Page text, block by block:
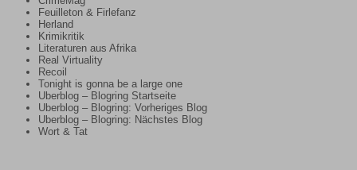
Feuilleton & Firlefanz
Herland
Krimikritik
Literaturen aus Afrika
Real Virtuality
Recoil
Tonight is gonna be a large one
Uberblog – Blogring Startseite
Uberblog – Blogring: Vorheriges Blog
Uberblog – Blogring: Nächstes Blog
Wort & Tat